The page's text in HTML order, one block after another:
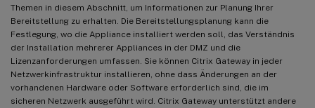
Themen in diesem Abschnitt, um Informationen zur Planung Ihrer
Bereitstellung zu erhalten. Die Bereitstellungsplanung kann die
Festlegung, wo die Appliance installiert werden soll, das Verständnis
der Installation mehrerer Appliances in der DMZ und die
Lizenzanforderungen umfassen. Sie können Citrix Gateway in jeder
Netzwerkinfrastruktur installieren, ohne dass Änderungen an der
vorhandenen Hardware oder Software erforderlich sind, die im
sicheren Netzwerk ausgeführt wird. Citrix Gateway unterstützt andere